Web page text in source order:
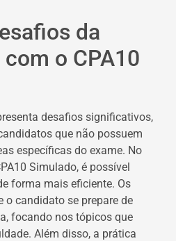
da
o CPA10
desafios significativos,
que não possuem
específicas do exame. No
Simulado, é possível
forma mais eficiente. Os
candidato se prepare de
focando nos tópicos que
Além disso, a prática